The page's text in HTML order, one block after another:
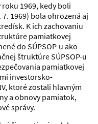
1969, kedy boli
1969) bola ohrozená aj
K ich zachovaniu
pamiatkovej
do SÚPSOP-u ako
štruktúre SÚPSOP-u
pamiatkovej
investorsko-
ktoré zostali hlavným
a obnovy pamiatok,
správy.